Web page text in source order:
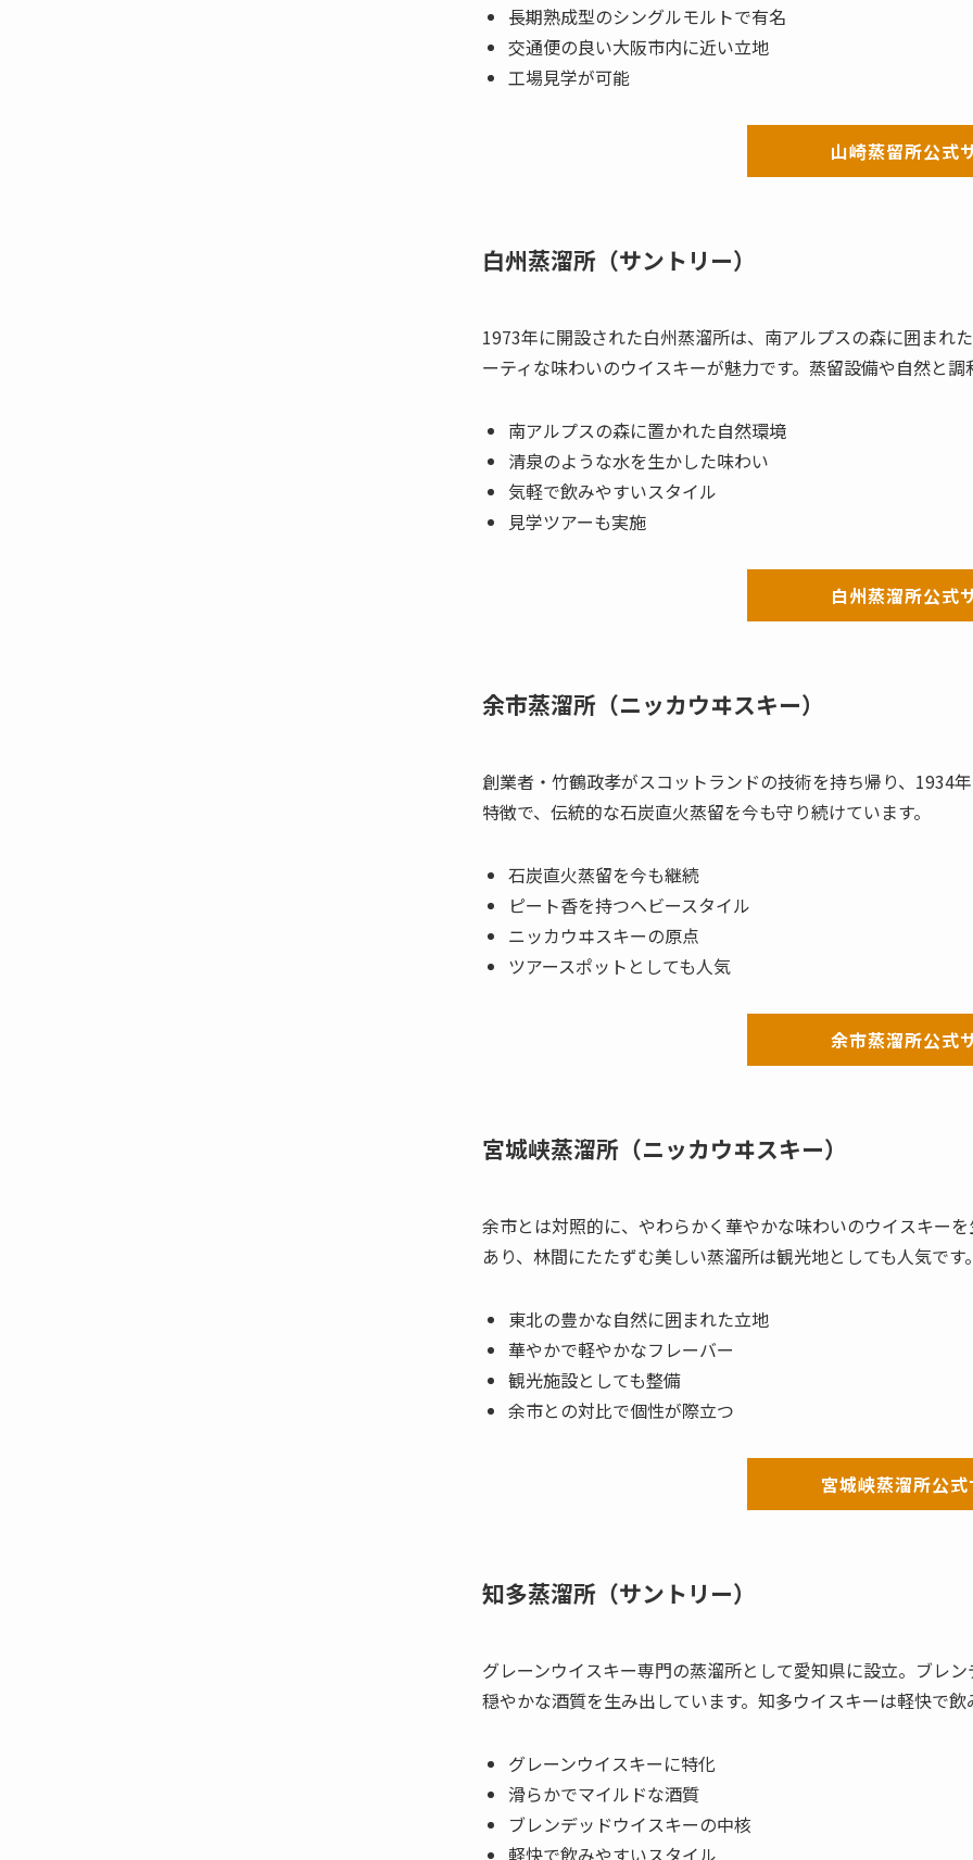
長期熟成型のシングルモルトで有名
交通便の良い大阪市内に近い立地
工場見学が可能
山崎蒸留所公式
白州蒸溜所（サントリー）
1973年に開設された白州蒸溜所は、南アルプスの森に囲まれ
ーティな味わいのウイスキーが魅力です。蒸留設備や自然と
南アルプスの森に置かれた自然環境
清泉のような水を生かした味わい
気軽で飲みやすいスタイル
見学ツアーも実施
白州蒸溜所公式
余市蒸溜所（ニッカウヰスキー）
創業者・竹鶴政孝がスコットランドの技術を持ち帰り、1934
特徴で、伝統的な石炭直火蒸留を今も守り続けています。
石炭直火蒸留を今も継続
ピート香を持つヘビースタイル
ニッカウヰスキーの原点
ツアースポットとしても人気
余市蒸溜所公式
宮城峡蒸溜所（ニッカウヰスキー）
余市とは対照的に、やわらかく華やかな味わいのウイスキー
あり、林間にたたずむ美しい蒸溜所は観光地としても人気です
東北の豊かな自然に囲まれた立地
華やかで軽やかなフレーバー
観光施設としても整備
余市との対比で個性が際立つ
宮城峡蒸溜所公
知多蒸溜所（サントリー）
グレーンウイスキー専門の蒸溜所として愛知県に設立。ブレ
穏やかな酒質を生み出しています。知多ウイスキーは軽快で
グレーンウイスキーに特化
滑らかでマイルドな酒質
ブレンデッドウイスキーの中核
軽快で飲みやすいスタイル